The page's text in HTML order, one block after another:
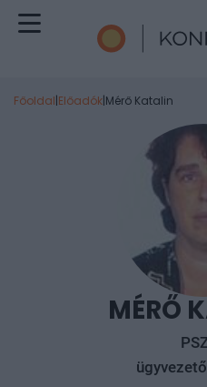
Főoldal|Előadók|Mérő Katalin
MÉRŐ